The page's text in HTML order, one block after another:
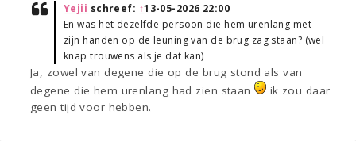
Yejii schreef: ↑13-05-2026 22:00
En was het dezelfde persoon die hem urenlang met
zijn handen op de leuning van de brug zag staan? (wel
knap trouwens als je dat kan)
Ja, zowel van degene die op de brug stond als van
degene die hem urenlang had zien staan
ik zou daar
geen tijd voor hebben.